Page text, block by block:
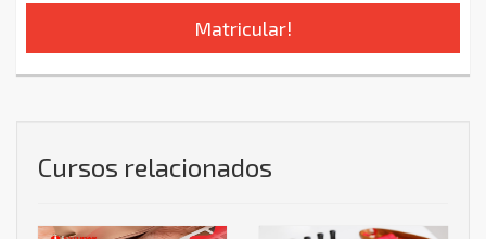
Matricular!
Cursos relacionados